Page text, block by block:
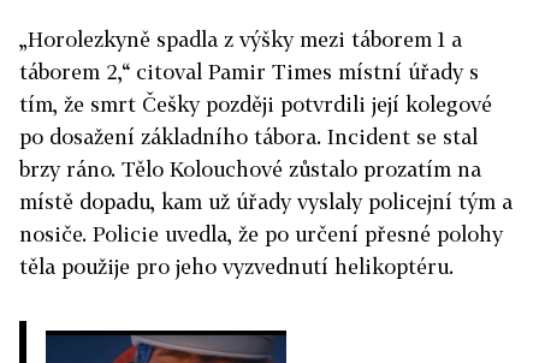
„Horolezkyně spadla z výšky mezi táborem 1 a
táborem 2,“ citoval Pamir Times místní úřady s
tím, že smrt Češky později potvrdili její kolegové
po dosažení základního tábora. Incident se stal
brzy ráno. Tělo Kolouchové zůstalo prozatím na
místě dopadu, kam už úřady vyslaly policejní tým a
nosiče. Policie uvedla, že po určení přesné polohy
těla použije pro jeho vyzvednutí helikoptéru.